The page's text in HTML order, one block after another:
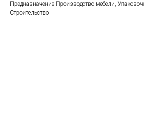
Предназначение Производство мебели,
Строительство